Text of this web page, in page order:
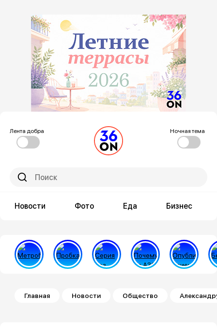
Лента добра Ночная тема
Новости Фото Еда Бизнес
Строка навигации
Главная Новости Общество